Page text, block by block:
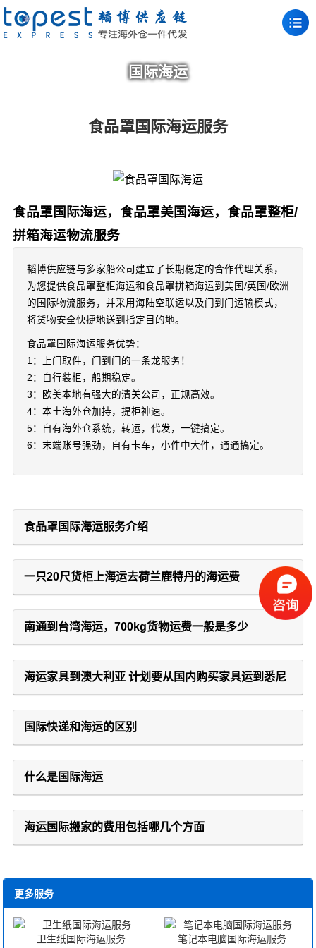
国际海运
食品罩国际海运服务
食品罩国际海运，食品罩美国海运，食品罩整柜/
拼箱海运物流服务
韬博供应链与多家船公司建立了长期稳定的合作代理关系，
为您提供食品罩整柜海运和食品罩拼箱海运到美国/英国/欧洲
的国际物流服务，并采用海陆空联运以及门到门运输模式，
将货物安全快捷地送到指定目的地。
食品罩国际海运服务优势：
1：上门取件，门到门的一条龙服务！
2：自行装柜，船期稳定。
3：欧美本地有强大的清关公司，正规高效。
4：本土海外仓加持，提柜神速。
5：自有海外仓系统，转运，代发，一键搞定。
6：末端账号强劲，自有卡车，小件中大件，通通搞定。
食品罩国际海运服务介绍
一只20尺货柜上海运去荷兰鹿特丹的海运费
南通到台湾海运，700kg货物运费一般是多少
海运家具到澳大利亚 计划要从国内购买家具运到悉尼
国际快递和海运的区别
什么是国际海运
海运国际搬家的费用包括哪几个方面
更多服务
卫生纸国际海运服务 笔记本电脑国际海运服务